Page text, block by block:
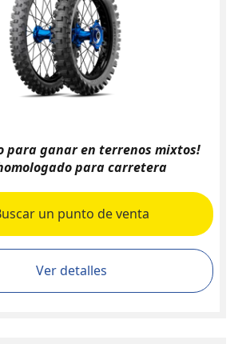
para ganar en terrenos mixtos!
para carretera
un punto de venta
Ver detalles